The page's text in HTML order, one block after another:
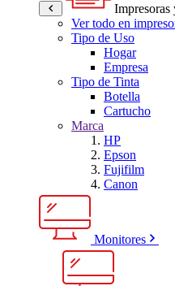
Ver todo en
Tipo de Uso
Hogar
Empresa
Tipo de Tinta
Botella
Cartucho
Marca
HP
Epson
Fujifilm
Canon
Monitores